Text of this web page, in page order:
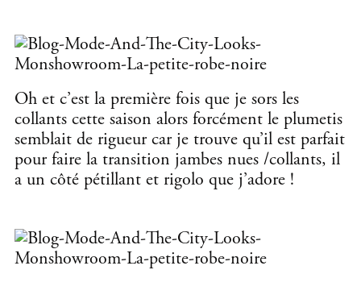
Oh et c’est la première fois que je sors les
collants cette saison alors forcément le plumetis
semblait de rigueur car je trouve qu’il est parfait
pour faire la transition jambes nues /collants, il
a un côté pétillant et rigolo que j’adore !